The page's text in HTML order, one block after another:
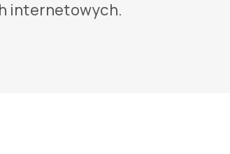
internetowych.